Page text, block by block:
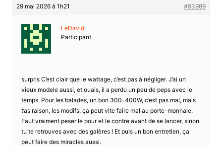
29 mai 2026 à 1h21 #93989
LeDavid
Participant
surpris C’est clair que le wattage, c’est pas à négliger. J’ai un
vieux modele aussi, et ouais, il a perdu un peu de peps avec le
temps. Pour les balades, un bon 300-400W, c’est pas mal, mais
t’as raison, les modifs, ça peut vite faire mal au porte-monnaie.
Faut vraiment peser le pour et le contre avant de se lancer, sinon
tu te retrouves avec des galères ! Et puis un bon entretien, ça
peut faire des miracles aussi.